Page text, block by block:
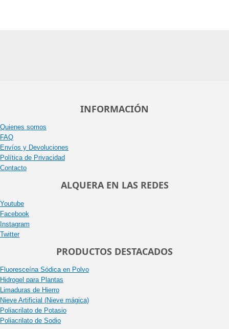
INFORMACIÓN
Quienes somos
FAQ
Envíos y Devoluciones
Política de Privacidad
Contacto
ALQUERA EN LAS REDES
Youtube
Facebook
Instagram
Twitter
PRODUCTOS DESTACADOS
Fluoresceína Sódica en Polvo
Hidrogel para Plantas
Limaduras de Hierro
Nieve Artificial (Nieve mágica)
Poliacrilato de Potasio
Poliacrilato de Sodio